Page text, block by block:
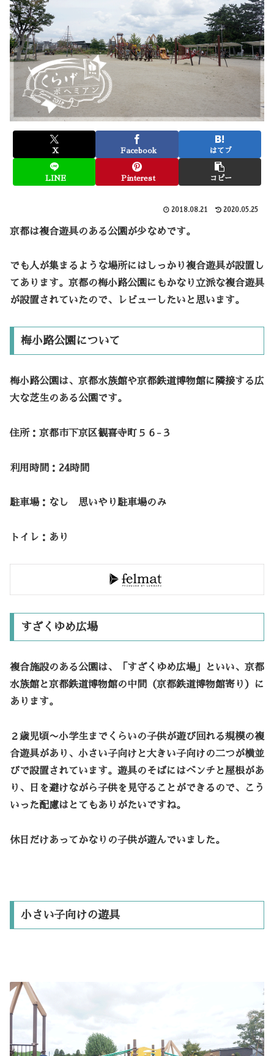
X Facebook はてブ
LINE Pinterest コピー
2018.08.21 2020.05.25
京都は複合遊具のある公園が少なめです。
でも人が集まるような場所にはしっかり複合遊具が設置し
てあります。京都の梅小路公園にもかなり立派な複合遊具
が設置されていたので、レビューしたいと思います。
梅小路公園について
梅小路公園は、京都水族館や京都鉄道博物館に隣接する広
大な芝生のある公園です。
住所：京都市下京区観喜寺町５６-３
利用時間：24時間
駐車場：なし 思いやり駐車場のみ
トイレ：あり
すざくゆめ広場
複合施設のある公園は、「すざくゆめ広場」といい、京都
水族館と京都鉄道博物館の中間（京都鉄道博物館寄り）に
あります。
２歳児頃〜小学生までくらいの子供が遊び回れる規模の複
合遊具があり、小さい子向けと大きい子向けの二つが横並
びで設置されています。遊具のそばにはベンチと屋根があ
り、日を避けながら子供を見守ることができるので、こう
いった配慮はとてもありがたいですね。
休日だけあってかなりの子供が遊んでいました。
小さい子向けの遊具